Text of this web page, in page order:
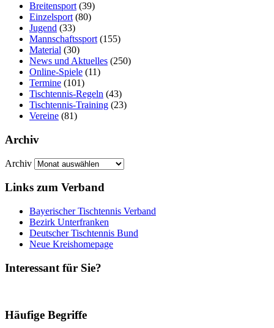
Breitensport (39)
Einzelsport (80)
Jugend (33)
Mannschaftssport (155)
Material (30)
News und Aktuelles (250)
Online-Spiele (11)
Termine (101)
Tischtennis-Regeln (43)
Tischtennis-Training (23)
Vereine (81)
Archiv
Archiv
Links zum Verband
Bayerischer Tischtennis Verband
Bezirk Unterfranken
Deutscher Tischtennis Bund
Neue Kreishomepage
Interessant für Sie?
Häufige Begriffe